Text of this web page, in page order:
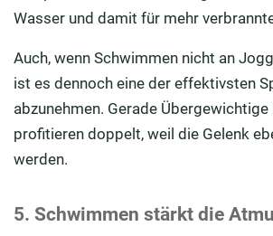
Wasser und damit für mehr
Auch, wenn Schwimmen nicht an
ist es dennoch eine der effektivsten
abzunehmen. Gerade
profitieren doppelt, weil die Gelenk
werden.
5. Schwimmen stärkt die